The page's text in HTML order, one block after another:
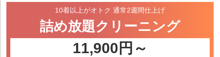
10着以上がオトク 通常2週間仕上げ
詰め放題クリーニング
11,900円～